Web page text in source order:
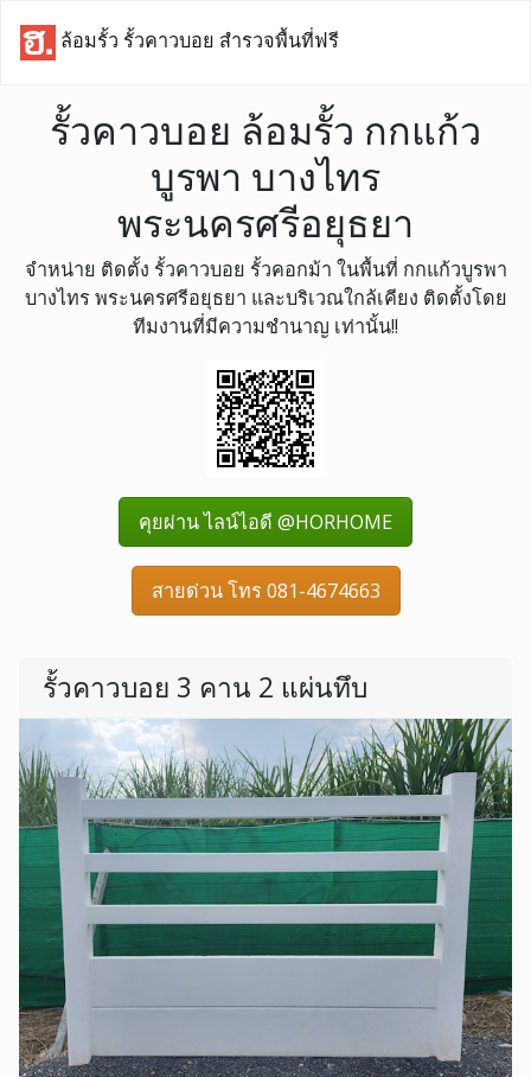
ล้อมรั้ว รั้วคาวบอย สำรวจพื้นที่ฟรี
รั้วคาวบอย ล้อมรั้ว กกแก้ว
บูรพา บางไทร
พระนครศรีอยุธยา
จำหน่าย ติดตั้ง รั้วคาวบอย รั้วคอกม้า ในพื้นที่ กกแก้วบูรพา
บางไทร พระนครศรีอยุธยา และบริเวณใกล้เคียง ติดตั้งโดย
ทีมงานที่มีความชำนาญ เท่านั้น!!
คุยผ่าน ไลน์ไอดี @HORHOME
สายด่วน โทร 081-4674663
รั้วคาวบอย 3 คาน 2 แผ่นทึบ